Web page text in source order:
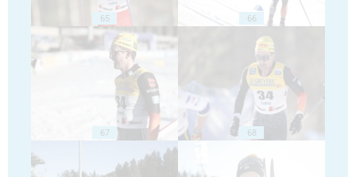
65 66
67 68